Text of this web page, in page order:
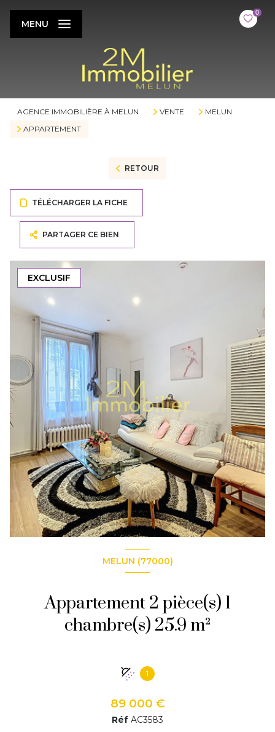
0
MENU
AGENCE IMMOBILIÈRE À MELUN VENTE
MELUN
APPARTEMENT
RETOUR
TÉLÉCHARGER LA FICHE
PARTAGER CE BIEN
EXCLUSIF
MELUN (77000)
Appartement 2 pièce(s) 1
chambre(s) 25.9 m²
1
89 000 €
Réf AC3583